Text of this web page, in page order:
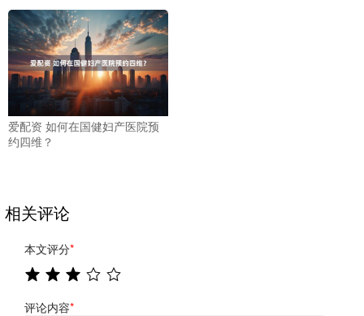
爱配资 如何在国健妇产医院预
约四维？
相关评论
本文评分*
评论内容*